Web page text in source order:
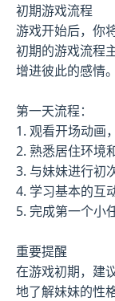
初期游戏流程
游戏开始后，你
初期的游戏流程
增进彼此的感情。
第一天流程：
1. 观看开场动画
2. 熟悉居住环境
3. 与妹妹进行初
4. 学习基本的互
5. 完成第一个小
重要提醒
在游戏初期，建
地了解妹妹的性